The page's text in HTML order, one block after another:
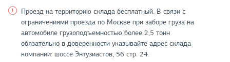
Проезд на территорию склада бесплатный. В связи с
ограничениями проезда по Москве при заборе груза на
автомобиле грузоподъемностью более 2,5 тонн
обязательно в доверенности указывайте адрес склада
компании: шоссе Энтузиастов, 56 стр. 24.